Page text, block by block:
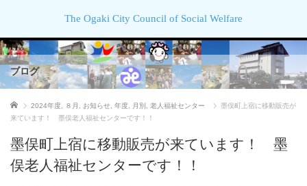
The Ogaki City Council of Social Welfare
ブログ
ホーム 2024年度 ８月 お知らせ 年度 月別 老人福祉センター
墨俣町上宿に移動販売が
来ています！ 墨俣老人福祉センターです！！
墨俣町上宿に移動販売が来ています！ 墨
俣老人福祉センターです！！